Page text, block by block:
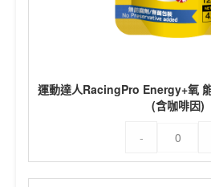
運動達人RacingPro Energy+氧
(含咖啡因)
-
達
人